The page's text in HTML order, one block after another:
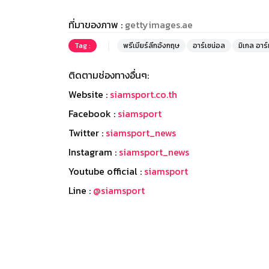
ที่มาของภาพ : gettyimages.ae
Tag : พรีเมียร์ลีกอังกฤษ อาร์เซน่อล มิเกล อาร์
ติดตามช่องทางอื่นๆ:
Website : siamsport.co.th
Facebook : siamsport
Twitter : siamsport_news
Instagram : siamsport_news
Youtube official : siamsport
Line : @siamsport